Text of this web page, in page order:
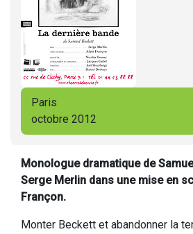
Paris
octobre 2012
Monologue dramatique de
Serge Merlin dans une mise en
Françon.
Monter Beckett et abandonner la